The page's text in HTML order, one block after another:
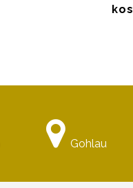
Gohlau